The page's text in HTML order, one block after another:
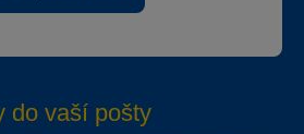
do vaší pošty